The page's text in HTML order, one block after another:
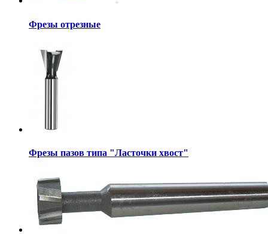
Фрезы отрезные
Фрезы пазов типа "Ласточки хвост"